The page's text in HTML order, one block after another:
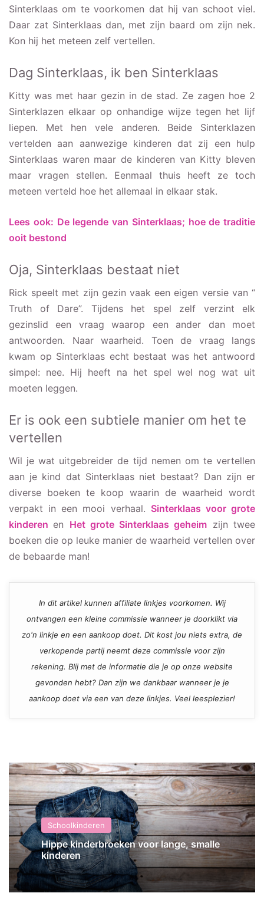
Sinterklaas om te voorkomen dat hij van schoot viel.
Daar zat Sinterklaas dan, met zijn baard om zijn nek.
Kon hij het meteen zelf vertellen.
Dag Sinterklaas, ik ben Sinterklaas
Kitty was met haar gezin in de stad. Ze zagen hoe 2
Sinterklazen elkaar op onhandige wijze tegen het lijf
liepen. Met hen vele anderen. Beide Sinterklazen
vertelden aan aanwezige kinderen dat zij een hulp
Sinterklaas waren maar de kinderen van Kitty bleven
maar vragen stellen. Eenmaal thuis heeft ze toch
meteen verteld hoe het allemaal in elkaar stak.
Lees ook: De legende van Sinterklaas; hoe de traditie
ooit bestond
Oja, Sinterklaas bestaat niet
Rick speelt met zijn gezin vaak een eigen versie van “
Truth of Dare”. Tijdens het spel zelf verzint elk
gezinslid een vraag waarop een ander dan moet
antwoorden. Naar waarheid. Toen de vraag langs
kwam op Sinterklaas echt bestaat was het antwoord
simpel: nee. Hij heeft na het spel wel nog wat uit
moeten leggen.
Er is ook een subtiele manier om het te
vertellen
Wil je wat uitgebreider de tijd nemen om te vertellen
aan je kind dat Sinterklaas niet bestaat? Dan zijn er
diverse boeken te koop waarin de waarheid wordt
verpakt in een mooi verhaal. Sinterklaas voor grote
kinderen en Het grote Sinterklaas geheim zijn twee
boeken die op leuke manier de waarheid vertellen over
de bebaarde man!
In dit artikel kunnen affiliate linkjes voorkomen. Wij
ontvangen een kleine commissie wanneer je doorklikt via
zo'n linkje en een aankoop doet. Dit kost jou niets extra, de
verkopende partij neemt deze commissie voor zijn
rekening. Blij met de informatie die je op onze website
gevonden hebt? Dan zijn we dankbaar wanneer je je
aankoop doet via een van deze linkjes. Veel leesplezier!
Schoolkinderen
Hippe kinderbroeken voor lange, smalle
kinderen